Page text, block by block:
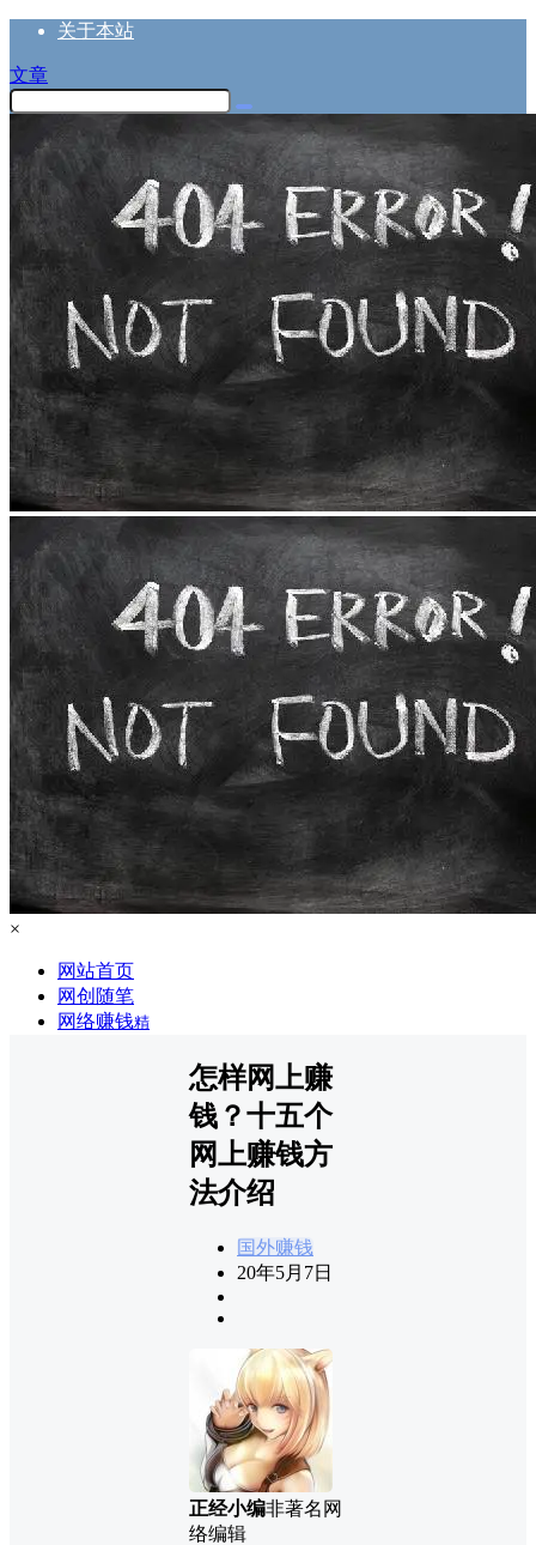
关于本站
文章
×
网站首页
网创随笔
网络赚钱精
怎样网上赚
钱？十五个
网上赚钱方
法介绍
国外赚钱
20年5月7日
正经小编非著名网
络编辑